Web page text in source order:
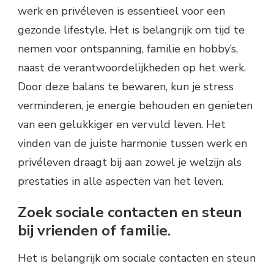
werk en privéleven is essentieel voor een
gezonde lifestyle. Het is belangrijk om tijd te
nemen voor ontspanning, familie en hobby’s,
naast de verantwoordelijkheden op het werk.
Door deze balans te bewaren, kun je stress
verminderen, je energie behouden en genieten
van een gelukkiger en vervuld leven. Het
vinden van de juiste harmonie tussen werk en
privéleven draagt bij aan zowel je welzijn als
prestaties in alle aspecten van het leven.
Zoek sociale contacten en steun
bij vrienden of familie.
Het is belangrijk om sociale contacten en steun